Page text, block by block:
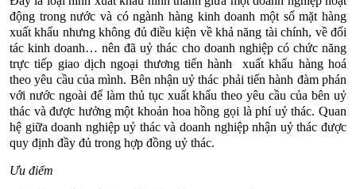
động trong nước và có ngành hàng kinh doanh một số mặt hàng
xuất khẩu nhưng không đủ điều kiện về khả năng tài chính, về đối
tác kinh doanh… nên đã uỷ thác cho doanh nghiệp có chức năng
trực tiếp giao dịch ngoại thương tiến hành xuất khẩu hàng hoá
theo yêu cầu của mình. Bên nhận uỷ thác phải tiến hành đàm phán
với nước ngoài để làm thủ tục xuất khẩu theo yêu cầu của bên uỷ
thác và được hưởng một khoản hoa hồng gọi là phí uỷ thác. Quan
hệ giữa doanh nghiệp uỷ thác và doanh nghiệp nhận uỷ thác được
quy định đầy đủ trong hợp đồng uỷ thác.
Ưu điểm